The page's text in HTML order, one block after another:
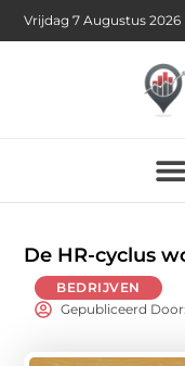
Vrijdag 7 Augustus 2026
De HR-cyclus
BEDRIJVEN
Gepubliceerd